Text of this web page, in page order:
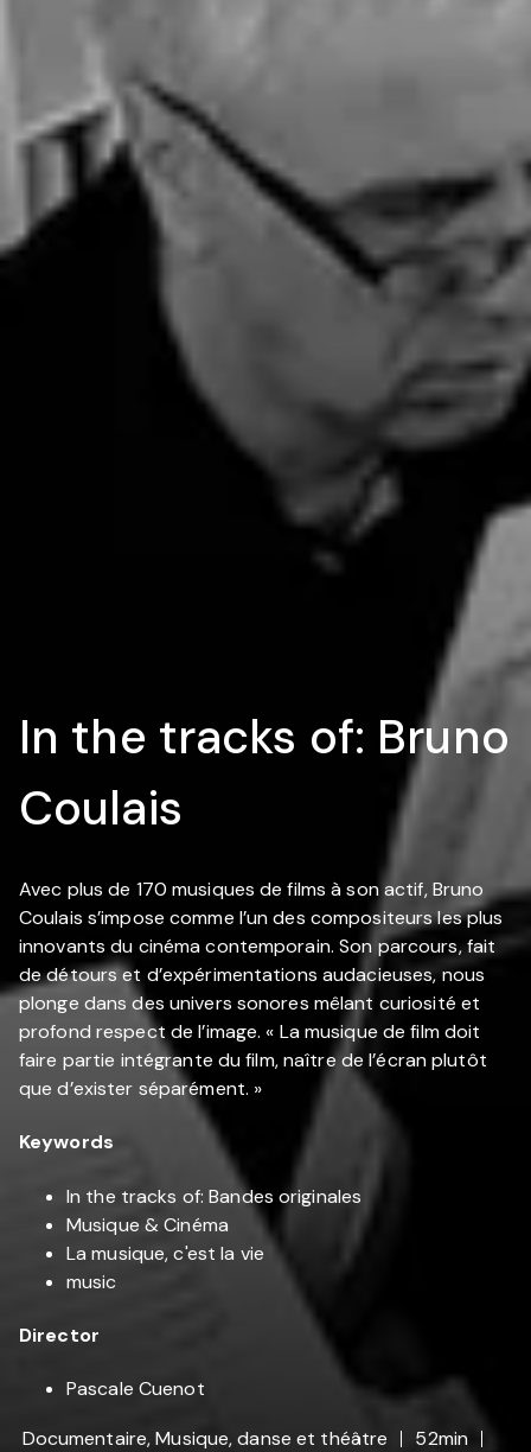
In the tracks of: Bruno
Coulais
Avec plus de 170 musiques de films à son actif, Bruno
Coulais s’impose comme l’un des compositeurs les plus
innovants du cinéma contemporain. Son parcours, fait
de détours et d’expérimentations audacieuses, nous
plonge dans des univers sonores mêlant curiosité et
profond respect de l’image. « La musique de film doit
faire partie intégrante du film, naître de l’écran plutôt
que d’exister séparément. »
Keywords
In the tracks of: Bandes originales
Musique & Cinéma
La musique, c'est la vie
music
Director
Pascale Cuenot
Documentaire, Musique, danse et théâtre
52min